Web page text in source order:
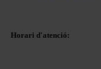
Horari d'atenció: